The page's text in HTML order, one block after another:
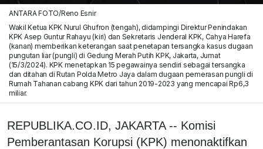
ANTARA FOTO/Reno Esnir
Wakil Ketua KPK Nurul Ghufron (tengah), didampingi Direktur Penindakan
KPK Asep Guntur Rahayu (kiri) dan Sekretaris Jenderal KPK, Cahya Harefa
(kanan) memberikan keterangan saat penetapan tersangka kasus dugaan
pungutan liar (pungli) di Gedung Merah Putih KPK, Jakarta, Jumat
(15/3/2024). KPK menetapkan 15 pegawainya sendiri sebagai tersangka
dan ditahan di Rutan Polda Metro Jaya dalam dugaan pemerasan pungli di
Rumah Tahanan cabang KPK dari tahun 2019-2023 yang mencapai Rp6,3
miliar.
REPUBLIKA.CO.ID, JAKARTA -- Komisi
Pemberantasan Korupsi (KPK) menonaktifkan